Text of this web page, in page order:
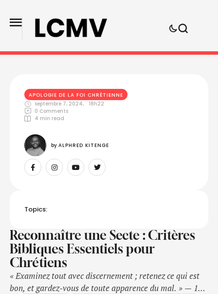
APOLOGIE DE LA FOI CHRÉTIENNE
septembre 7, 2024,
18h22
0 Comments
4 min read
by ALPHRED KITENGE
Topics:
Reconnaître une Secte : Critères
Bibliques Essentiels pour
Chrétiens
« Examinez tout avec discernement ; retenez ce qui est
bon, et gardez-vous de toute apparence du mal. » — 1